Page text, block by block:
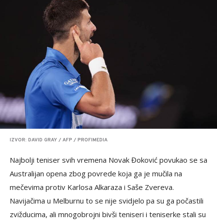
IZVOR: DAVID GRAY / AFP / PROFIMEDIA
Najbolji teniser svih vremena Novak Đoković povukao se sa
Australijan opena zbog povrede koja ga je mučila na
mečevima protiv Karlosa Alkaraza i Saše Zvereva.
Navijačima u Melburnu to se nije svidjelo pa su ga počastili
zvižducima, ali mnogobrojni bivši teniseri i teniserke stali su